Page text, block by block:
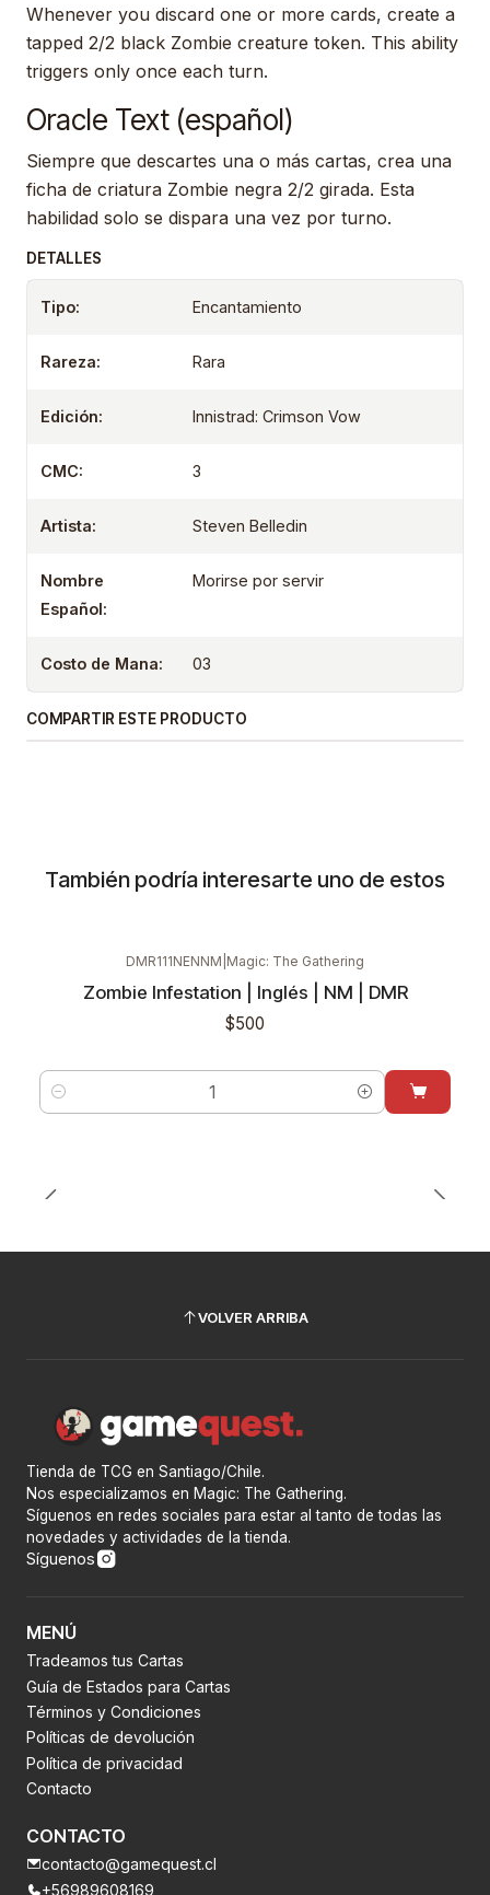
Whenever you discard one or more cards, create a
tapped 2/2 black Zombie creature token. This ability
triggers only once each turn.
Oracle Text (español)
Siempre que descartes una o más cartas, crea una
ficha de criatura Zombie negra 2/2 girada. Esta
habilidad solo se dispara una vez por turno.
DETALLES
Tipo: Encantamiento
Rareza: Rara
Edición: Innistrad: Crimson Vow
CMC: 3
Artista: Steven Belledin
Nombre
Español:
Morirse por servir
Costo de Mana: 03
COMPARTIR ESTE PRODUCTO
También podría interesarte uno de estos
DMR111NENNM Magic: The Gathering
Zombie Infestation | Inglés | NM | DMR
$500
Cantidad
VOLVER ARRIBA
Tienda de TCG en Santiago/Chile.
Nos especializamos en Magic: The Gathering.
Síguenos en redes sociales para estar al tanto de todas las
novedades y actividades de la tienda.
Síguenos
MENÚ
Tradeamos tus Cartas
Guía de Estados para Cartas
Términos y Condiciones
Políticas de devolución
Política de privacidad
Contacto
CONTACTO
contacto@gamequest.cl
+56989608169